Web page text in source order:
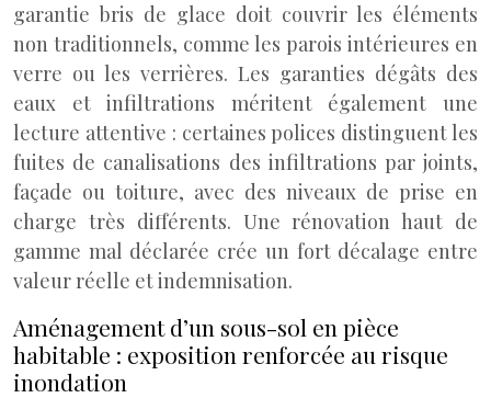
garantie bris de glace doit couvrir les éléments
non traditionnels, comme les parois intérieures en
verre ou les verrières. Les garanties dégâts des
eaux et infiltrations méritent également une
lecture attentive : certaines polices distinguent les
fuites de canalisations des infiltrations par joints,
façade ou toiture, avec des niveaux de prise en
charge très différents. Une rénovation haut de
gamme mal déclarée crée un fort décalage entre
valeur réelle et indemnisation.
Aménagement d’un sous-sol en pièce
habitable : exposition renforcée au risque
inondation